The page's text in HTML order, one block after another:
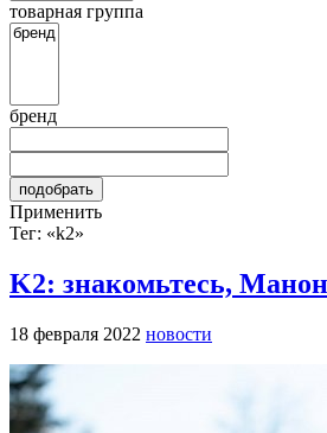
товарная группа
бренд
Применить
Тег: «k2»
K2: знакомьтесь, Манон
18 февраля 2022 новости